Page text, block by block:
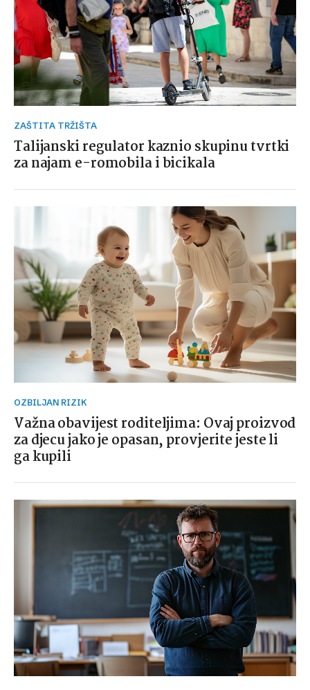
ZAŠTITA TRŽIŠTA
Talijanski regulator kaznio skupinu tvrtki
za najam e-romobila i bicikala
OZBILJAN RIZIK
Važna obavijest roditeljima: Ovaj proizvod
za djecu jako je opasan, provjerite jeste li
ga kupili